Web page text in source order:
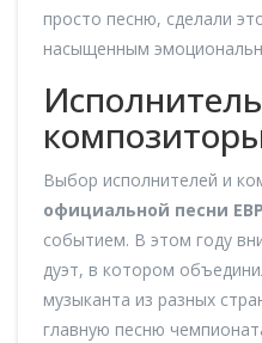
просто песню, сделали
насыщенным
Выбор исполнителей и
официальной песни
событием. В этом году
дуэт, в котором
музыканта из разных
главную песню